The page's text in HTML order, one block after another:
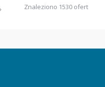
Znaleziono 1530 ofert